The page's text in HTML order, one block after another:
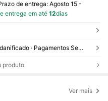
de entrega:Agosto 15 -
entrega em até 12dias
Reenviar se o item estiver perdido/danificado · Pagamentos Seguros · Proteção de privacidade
produto
Ver mais